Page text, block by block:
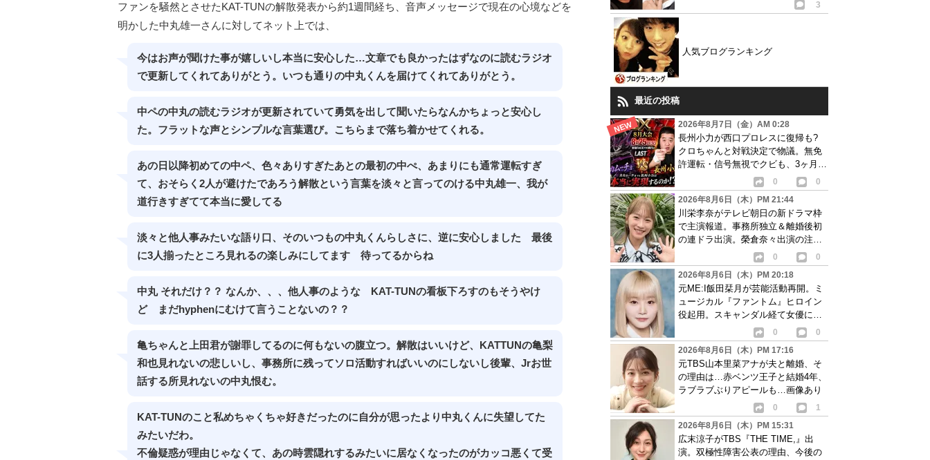
ファンを騒然とさせたKAT-TUNの解散発表から約1週間経ち、音声メッセージで現在の心境などを
明かした中丸雄一さんに対してネット上では、
今はお声が聞けた事が嬉しいし本当に安心した…文章でも良かったはずなのに読むラジオ
で更新してくれてありがとう。いつも通りの中丸くんを届けてくれてありがとう。
中ペの中丸の読むラジオが更新されていて勇気を出して聞いたらなんかちょっと安心し
た。フラットな声とシンプルな言葉選び。こちらまで落ち着かせてくれる。
あの日以降初めての中ペ、色々ありすぎたあとの最初の中ぺ、あまりにも通常運転すぎ
て、おそらく2人が避けたであろう解散という言葉を淡々と言ってのける中丸雄一、我が
道行きすぎてて本当に愛してる
淡々と他人事みたいな語り口、そのいつもの中丸くんらしさに、逆に安心しました 最後
に3人揃ったところ見れるの楽しみにしてます 待ってるからね
中丸 それだけ？？ なんか、、、他人事のような KAT-TUNの看板下ろすのもそうやけ
ど まだhyphenにむけて言うことないの？？
亀ちゃんと上田君が謝罪してるのに何もないの腹立つ。解散はいいけど、KATTUNの亀梨
和也見れないの悲しいし、事務所に残ってソロ活動すればいいのにしないし後輩、Jrお世
話する所見れないの中丸恨む。
KAT-TUNのこと私めちゃくちゃ好きだったのに自分が思ったより中丸くんに失望してた
みたいだわ。
不倫疑惑が理由じゃなくて、あの時雲隠れするみたいに居なくなったのがカッコ悪くて受
3
人気ブログランキング
最近の投稿
2026年8月7日（金）AM 0:28
長州小力が西口プロレスに復帰も?
クロちゃんと対戦決定で物議。無免
許運転・信号無視でクビも、3ヶ月で
0
0
2026年8月6日（木）PM 21:44
川栄李奈がテレビ朝日の新ドラマ枠
で主演報道。事務所独立＆離婚後初
の連ドラ出演。榮倉奈々出演の注目
0
0
2026年8月6日（木）PM 20:18
元ME:I飯田栞月が芸能活動再開。ミ
ュージカル『ファントム』ヒロイン
役起用。スキャンダル経て女優に転
0
0
2026年8月6日（木）PM 17:16
元TBS山本里菜アナが夫と離婚、そ
の理由は…赤ベンツ王子と結婚4年、
ラブラブぶりアピールも…画像あり
0
1
2026年8月6日（木）PM 15:31
広末涼子がTBS『THE TIME,』出
演。双極性障害公表の理由、今後の